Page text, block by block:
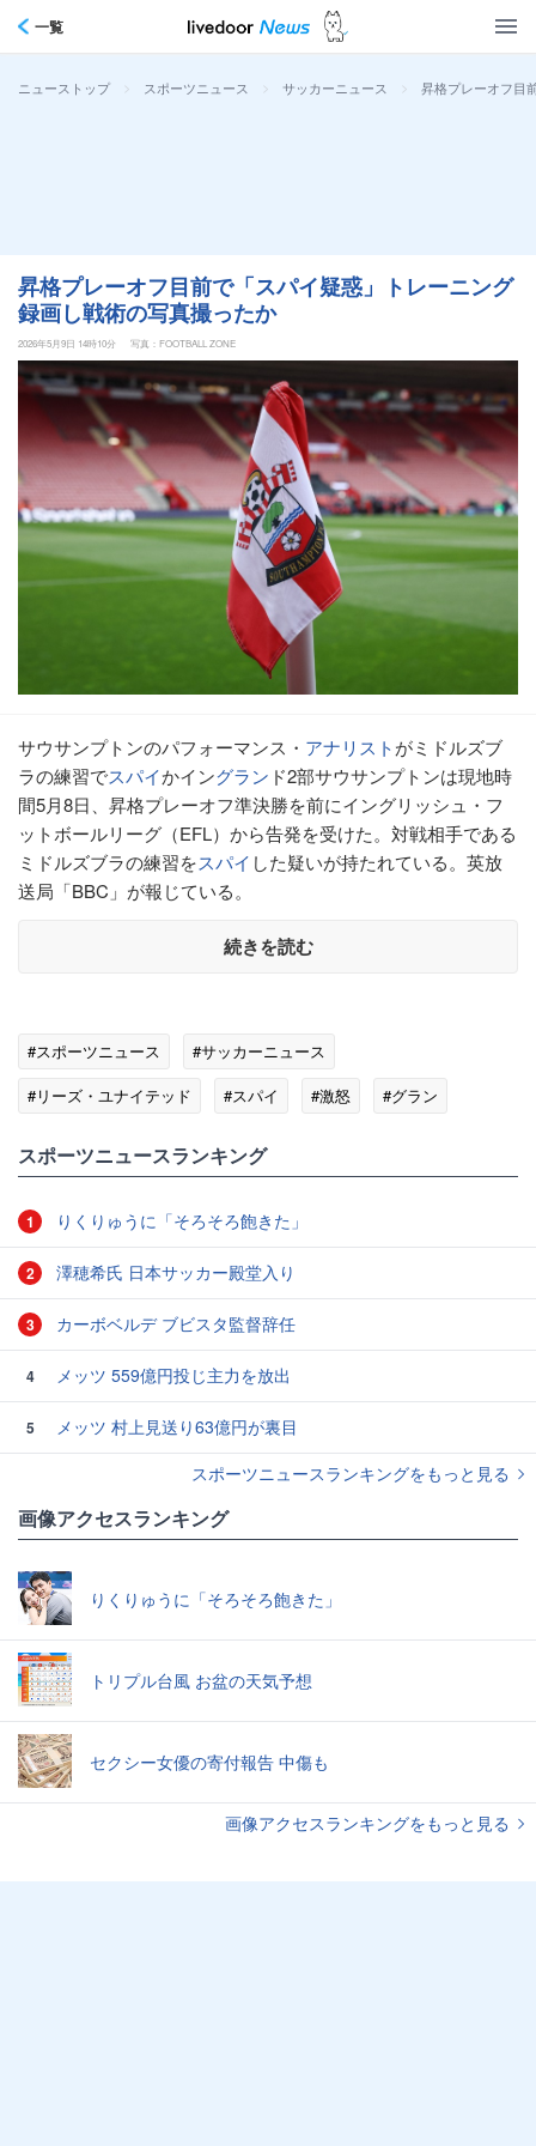
一覧
ニューストップ > スポーツニュース > サッカーニュース > 昇格プレーオフ目
昇格プレーオフ目前で「スパイ疑惑」トレーニング
録画し戦術の写真撮ったか
2026年5月9日 14時10分 写真：FOOTBALL ZONE
サウサンプトンのパフォーマンス・ アナリストがミドルズブ
ラの練習でスパイかイングラン ド2部サウサンプトンは現地時
間5月8日、昇格プレーオフ準決勝を前にイングリッシュ・フ
ットボールリーグ（EFL）から告発を受けた。対戦相手である
ミドルズブラの練習をスパイ した疑いが持たれている。英放
送局「BBC」が報じている。
続きを読む
#スポーツニュース
#サッカーニュース
#リーズ・ユナイテッド
#スパイ #激怒
#グラン
スポーツニュースランキング
1 りくりゅうに「そろそろ飽きた」
2 澤穂希氏 日本サッカー殿堂入り
3 カーボベルデ ブビスタ監督辞任
4 メッツ 559億円投じ主力を放出
5
メッツ 村上見送り63億円が裏目
スポーツニュースランキングをもっと見る
画像アクセスランキング
りくりゅうに「そろそろ飽きた」
トリプル台風 お盆の天気予想
セクシー女優の寄付報告 中傷も
画像アクセスランキングをもっと見る